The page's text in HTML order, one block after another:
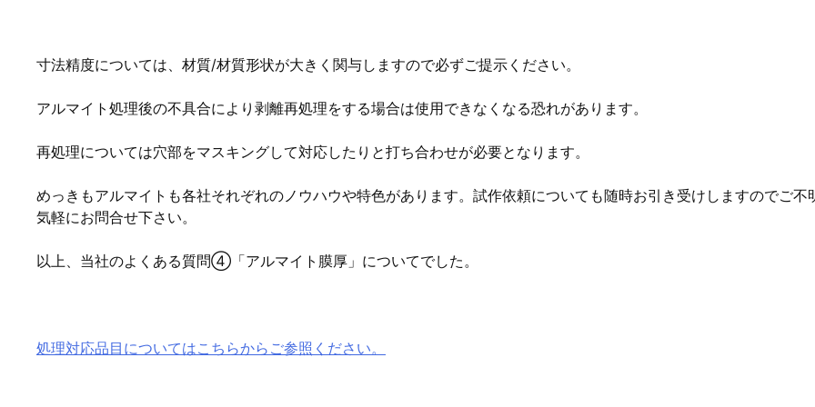
寸法精度については、材質/材質形状が大きく関与しますので必ずご提示ください。
アルマイト処理後の不具合により剥離再処理をする場合は使用できなくなる恐れがあります。
再処理については穴部をマスキングして対応したりと打ち合わせが必要となります。
めっきもアルマイトも各社それぞれのノウハウや特色があります。試作依頼についても随時お引き受けしますのでご不
気軽にお問合せ下さい。
以上、当社のよくある質問④「アルマイト膜厚」についてでした。
処理対応品目についてはこちらからご参照ください。